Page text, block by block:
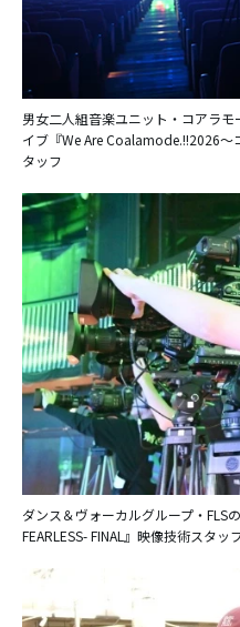
男女二人組音楽ユニット・コアラ
イブ『We Are Coalamode.!!2026
タッフ
ダンス＆ヴォーカルグループ・FLS
FEARLESS- FINAL』映像技術スタッ